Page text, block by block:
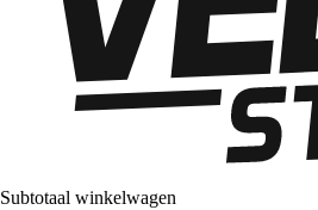
Subtotaal winkelwagen